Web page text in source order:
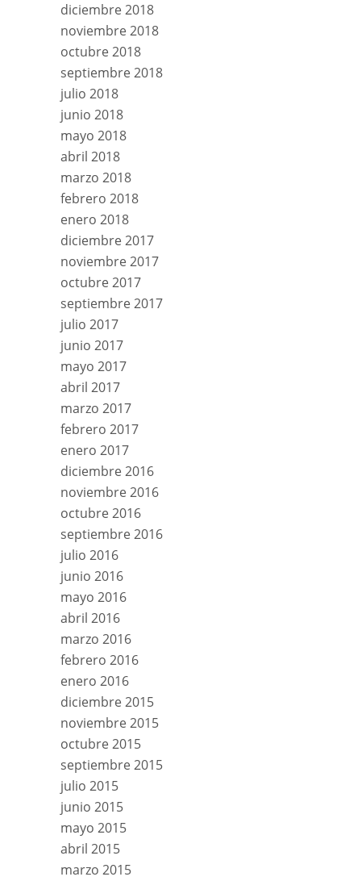
diciembre 2018
noviembre 2018
octubre 2018
septiembre 2018
julio 2018
junio 2018
mayo 2018
abril 2018
marzo 2018
febrero 2018
enero 2018
diciembre 2017
noviembre 2017
octubre 2017
septiembre 2017
julio 2017
junio 2017
mayo 2017
abril 2017
marzo 2017
febrero 2017
enero 2017
diciembre 2016
noviembre 2016
octubre 2016
septiembre 2016
julio 2016
junio 2016
mayo 2016
abril 2016
marzo 2016
febrero 2016
enero 2016
diciembre 2015
noviembre 2015
octubre 2015
septiembre 2015
julio 2015
junio 2015
mayo 2015
abril 2015
marzo 2015